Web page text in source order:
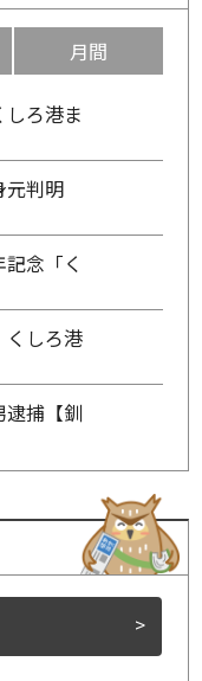
月間
ろ港ま
元判明
念「く
しろ港
逮捕【釧
>